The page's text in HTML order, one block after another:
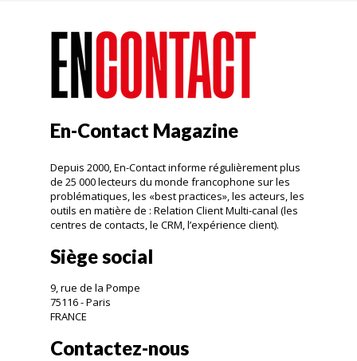
En-Contact Magazine
Depuis 2000, En-Contact informe régulièrement plus
de 25 000 lecteurs du monde francophone sur les
problématiques, les «best practices», les acteurs, les
outils en matière de : Relation Client Multi-canal (les
centres de contacts, le CRM, l’expérience client).
Siège social
9, rue de la Pompe
75116 - Paris
FRANCE
Contactez-nous